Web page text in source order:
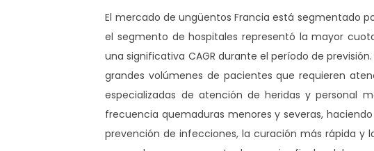
El mercado de ungüentos Francia está segmentado
el segmento de hospitales representó la mayor
una significativa CAGR durante el período de
grandes volúmenes de pacientes que requieren
especializadas de atención de heridas y personal
frecuencia quemaduras menores y severas,
prevención de infecciones, la curación más rápida y